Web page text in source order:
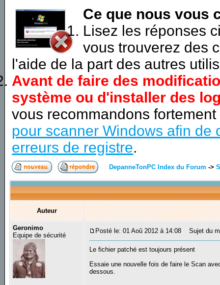
Ce que nous vous
Lisez les réponses
vous trouverez des
l'aide de la part des autres
Avant de faire des
système ou d'installer des
vous recommandons
pour scanner Windows afin de
erreurs de registre.
DepanneTonPC Index du Forum ->
Auteur
Geronimo
Equipe de sécurité
Posté le: 01 Aoû 2012 à 14:08 Sujet du
Le fichier patché est toujours présent
Essaie une nouvelle fois de faire le Scan
dessous.